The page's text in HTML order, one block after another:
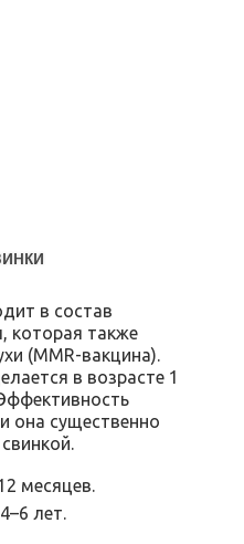
в состав
которая также
(MMR-вакцина).
в возрасте 1
она существенно
месяцев.
лет.